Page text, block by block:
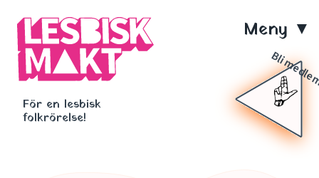
huvudinnehåll
För en lesbisk
folkrörelse!
Bli